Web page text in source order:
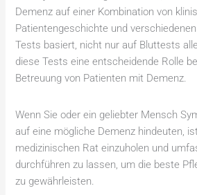
Demenz auf einer Kombination von
Patientengeschichte und
Tests basiert, nicht nur auf Bluttests
diese Tests eine entscheidende Rolle
Betreuung von Patienten mit Demenz.
Wenn Sie oder ein geliebter Mensch
auf eine mögliche Demenz hindeuten,
medizinischen Rat einzuholen und
durchführen zu lassen, um die beste
zu gewährleisten.